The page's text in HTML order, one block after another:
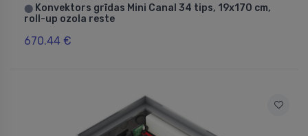
⬤ Konvektors grīdas Mini Canal 34 tips, 19x170 cm,
roll-up ozola reste
670.44 €